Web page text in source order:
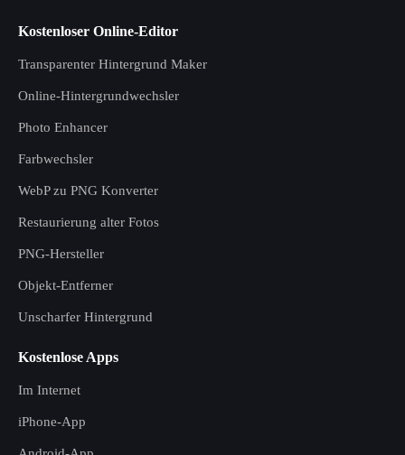
Kostenloser Online-Editor
Transparenter Hintergrund Maker
Online-Hintergrundwechsler
Photo Enhancer
Farbwechsler
WebP zu PNG Konverter
Restaurierung alter Fotos
PNG-Hersteller
Objekt-Entferner
Unscharfer Hintergrund
Kostenlose Apps
Im Internet
iPhone-App